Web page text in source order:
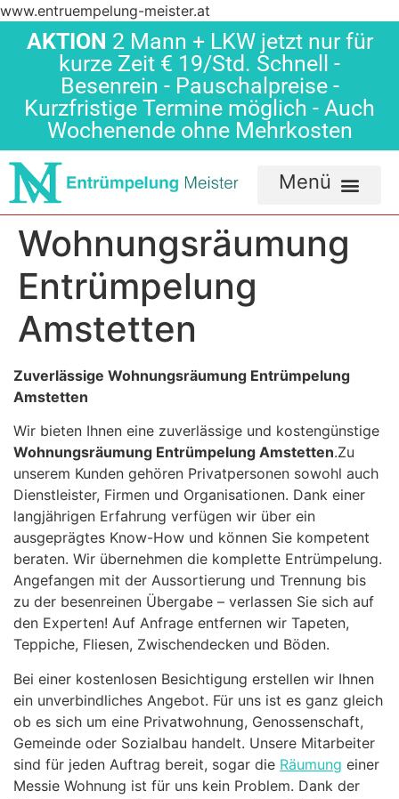
www.entruempelung-meister.at
AKTION 2 Mann + LKW jetzt nur für
kurze Zeit € 19/Std. Schnell -
Besenrein - Pauschalpreise -
Kurzfristige Termine möglich - Auch
Wochenende ohne Mehrkosten
Wohnungsräumung
Entrümpelung
Amstetten
Zuverlässige Wohnungsräumung Entrümpelung
Amstetten
Wir bieten Ihnen eine zuverlässige und kostengünstige
Wohnungsräumung Entrümpelung Amstetten.Zu
unserem Kunden gehören Privatpersonen sowohl auch
Dienstleister, Firmen und Organisationen. Dank einer
langjährigen Erfahrung verfügen wir über ein
ausgeprägtes Know-How und können Sie kompetent
beraten. Wir übernehmen die komplette Entrümpelung.
Angefangen mit der Aussortierung und Trennung bis
zu der besenreinen Übergabe – verlassen Sie sich auf
den Experten! Auf Anfrage entfernen wir Tapeten,
Teppiche, Fliesen, Zwischendecken und Böden.
Bei einer kostenlosen Besichtigung erstellen wir Ihnen
ein unverbindliches Angebot. Für uns ist es ganz gleich
ob es sich um eine Privatwohnung, Genossenschaft,
Gemeinde oder Sozialbau handelt. Unsere Mitarbeiter
sind für jeden Auftrag bereit, sogar die Räumung einer
Messie Wohnung ist für uns kein Problem. Dank der